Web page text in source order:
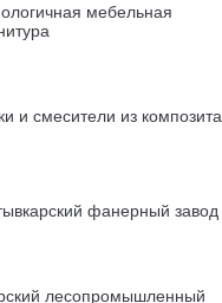
мебельная
и смесители из композита
фанерный завод
лесопромышленный